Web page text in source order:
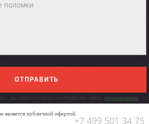
ОТПРАВИТЬ
вы даете согласие на обработку своих персональных
является публичной офертой.
+7 499 501 34 75